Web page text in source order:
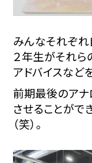
みんなそれぞれ
２年生がそれら
アドバイスなど
前期最後のア
させることがで
（笑）。